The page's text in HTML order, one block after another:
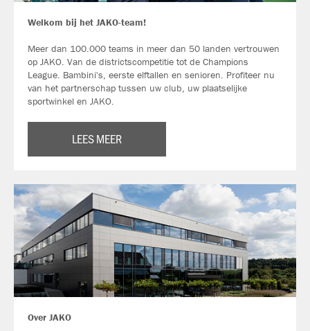
Welkom bij het JAKO-team!
Meer dan 100.000 teams in meer dan 50 landen vertrouwen
op JAKO. Van de districtscompetitie tot de Champions
League. Bambini's, eerste elftallen en senioren. Profiteer nu
van het partnerschap tussen uw club, uw plaatselijke
sportwinkel en JAKO.
LEES MEER
Over JAKO